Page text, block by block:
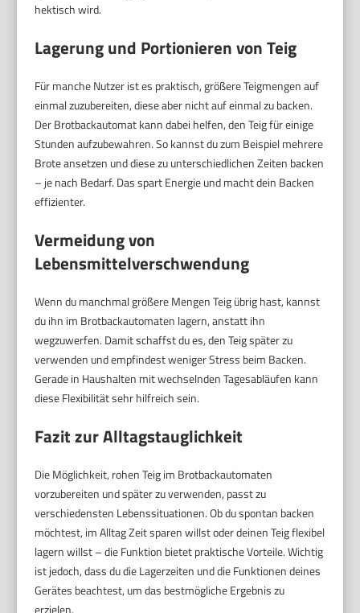
hektisch wird.
Lagerung und Portionieren von Teig
Für manche Nutzer ist es praktisch, größere Teigmengen auf
einmal zuzubereiten, diese aber nicht auf einmal zu backen.
Der Brotbackautomat kann dabei helfen, den Teig für einige
Stunden aufzubewahren. So kannst du zum Beispiel mehrere
Brote ansetzen und diese zu unterschiedlichen Zeiten backen
– je nach Bedarf. Das spart Energie und macht dein Backen
effizienter.
Vermeidung von
Lebensmittelverschwendung
Wenn du manchmal größere Mengen Teig übrig hast, kannst
du ihn im Brotbackautomaten lagern, anstatt ihn
wegzuwerfen. Damit schaffst du es, den Teig später zu
verwenden und empfindest weniger Stress beim Backen.
Gerade in Haushalten mit wechselnden Tagesabläufen kann
diese Flexibilität sehr hilfreich sein.
Fazit zur Alltagstauglichkeit
Die Möglichkeit, rohen Teig im Brotbackautomaten
vorzubereiten und später zu verwenden, passt zu
verschiedensten Lebenssituationen. Ob du spontan backen
möchtest, im Alltag Zeit sparen willst oder deinen Teig flexibel
lagern willst – die Funktion bietet praktische Vorteile. Wichtig
ist jedoch, dass du die Lagerzeiten und die Funktionen deines
Gerätes beachtest, um das bestmögliche Ergebnis zu
erzielen.